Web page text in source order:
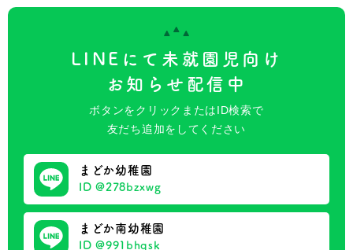
LINEにて未就園児向け
お知らせ配信中
ボタンをクリックまたはID検索で
友だち追加をしてください
まどか幼稚園
ID @278bzxwg
まどか南幼稚園
ID @991bhqsk